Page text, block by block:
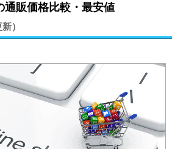
通販価格比較・最安値
）